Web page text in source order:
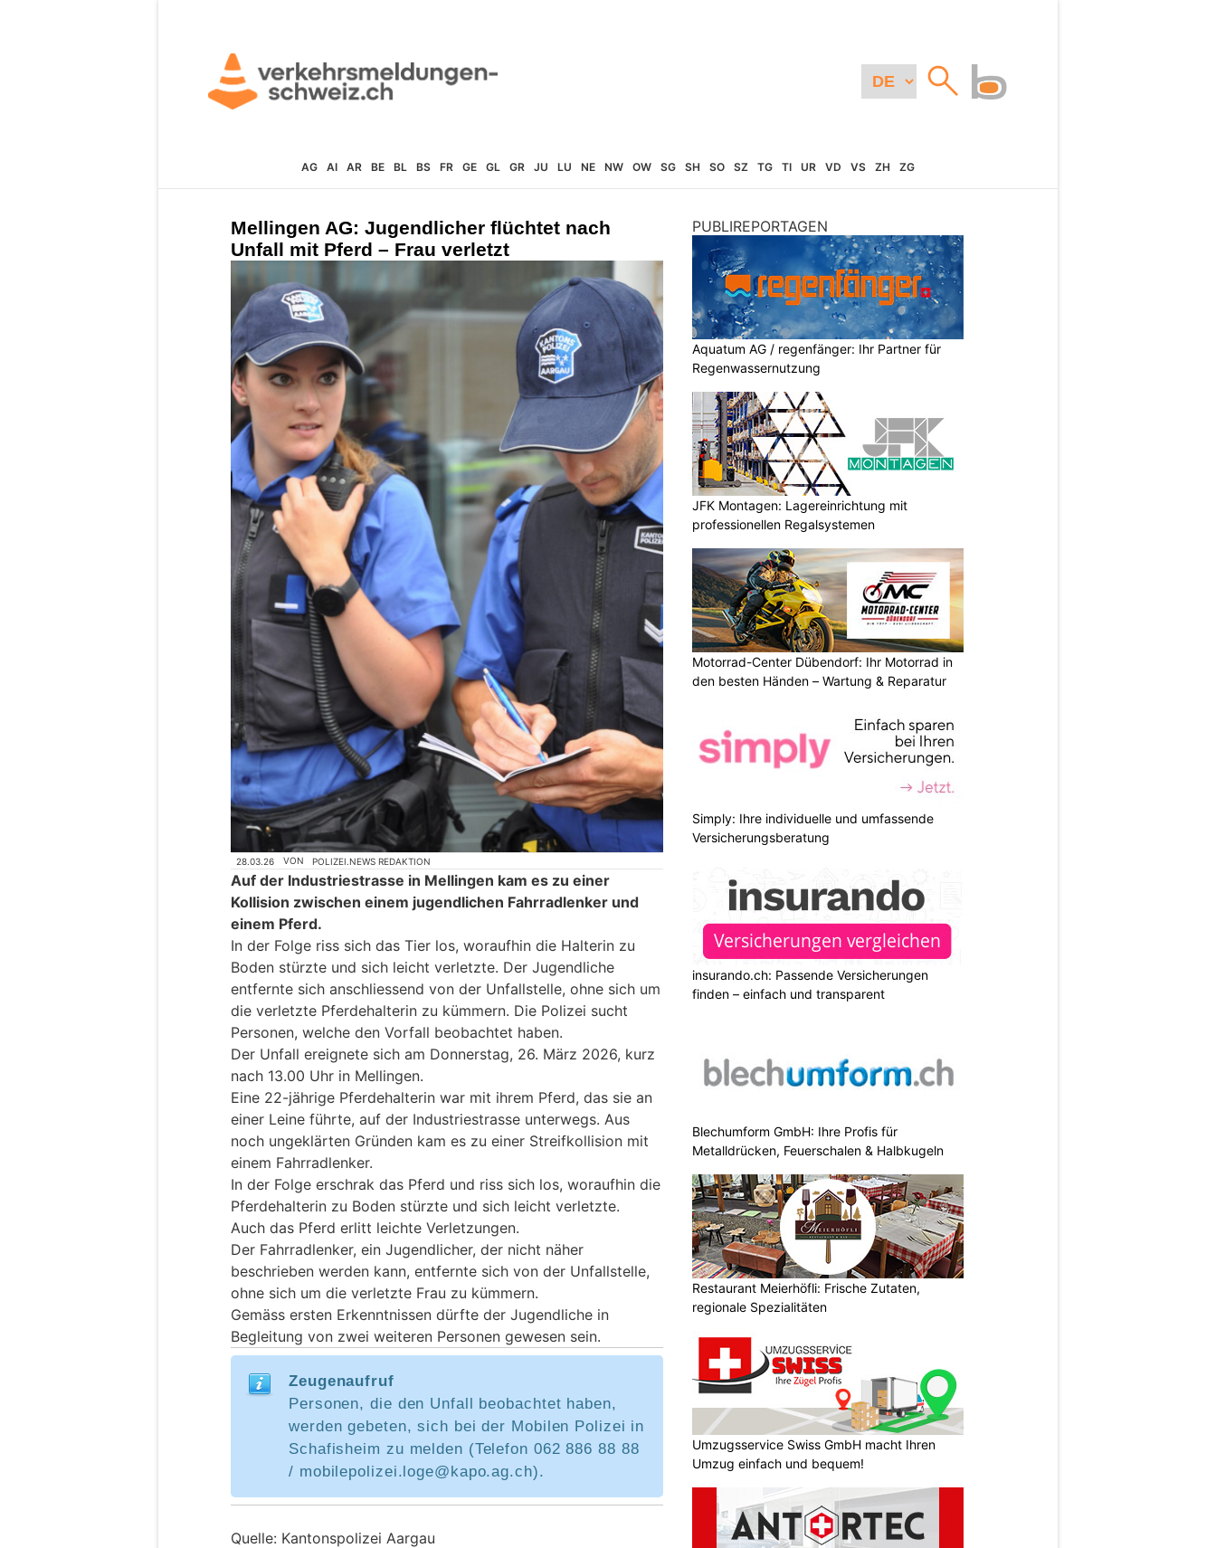
AG AI AR BE BL BS FR GE GL GR JU LU NE NW OW SG SH SO SZ TG TI UR VD VS ZH ZG
Mellingen AG: Jugendlicher flüchtet nach
Unfall mit Pferd – Frau verletzt
28.03.26 VON POLIZEI.NEWS REDAKTION
Auf der Industriestrasse in Mellingen kam es zu einer
Kollision zwischen einem jugendlichen Fahrradlenker und
einem Pferd.
In der Folge riss sich das Tier los, woraufhin die Halterin zu
Boden stürzte und sich leicht verletzte. Der Jugendliche
entfernte sich anschliessend von der Unfallstelle, ohne sich um
die verletzte Pferdehalterin zu kümmern. Die Polizei sucht
Personen, welche den Vorfall beobachtet haben.
Der Unfall ereignete sich am Donnerstag, 26. März 2026, kurz
nach 13.00 Uhr in Mellingen.
Eine 22-jährige Pferdehalterin war mit ihrem Pferd, das sie an
einer Leine führte, auf der Industriestrasse unterwegs. Aus
noch ungeklärten Gründen kam es zu einer Streifkollision mit
einem Fahrradlenker.
In der Folge erschrak das Pferd und riss sich los, woraufhin die
Pferdehalterin zu Boden stürzte und sich leicht verletzte.
Auch das Pferd erlitt leichte Verletzungen.
Der Fahrradlenker, ein Jugendlicher, der nicht näher
beschrieben werden kann, entfernte sich von der Unfallstelle,
ohne sich um die verletzte Frau zu kümmern.
Gemäss ersten Erkenntnissen dürfte der Jugendliche in
Begleitung von zwei weiteren Personen gewesen sein.
Zeugenaufruf
Personen, die den Unfall beobachtet haben,
werden gebeten, sich bei der Mobilen Polizei in
Schafisheim zu melden (Telefon 062 886 88 88
/ mobilepolizei.loge@kapo.ag.ch).
Quelle: Kantonspolizei Aargau
PUBLIREPORTAGEN
Aquatum AG / regenfänger: Ihr Partner für
Regenwassernutzung
JFK Montagen: Lagereinrichtung mit
professionellen Regalsystemen
Motorrad-Center Dübendorf: Ihr Motorrad in
den besten Händen – Wartung & Reparatur
Simply: Ihre individuelle und umfassende
Versicherungsberatung
insurando.ch: Passende Versicherungen
finden – einfach und transparent
Blechumform GmbH: Ihre Profis für
Metalldrücken, Feuerschalen & Halbkugeln
Restaurant Meierhöfli: Frische Zutaten,
regionale Spezialitäten
Umzugsservice Swiss GmbH macht Ihren
Umzug einfach und bequem!